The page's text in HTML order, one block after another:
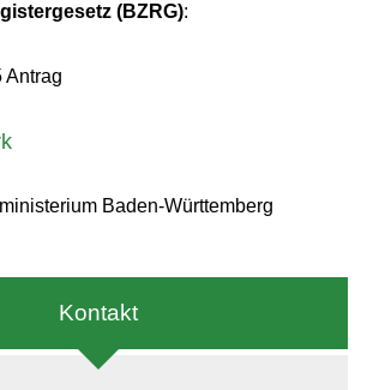
(BZRG):
Antrag
Baden-Württemberg
Kontakt